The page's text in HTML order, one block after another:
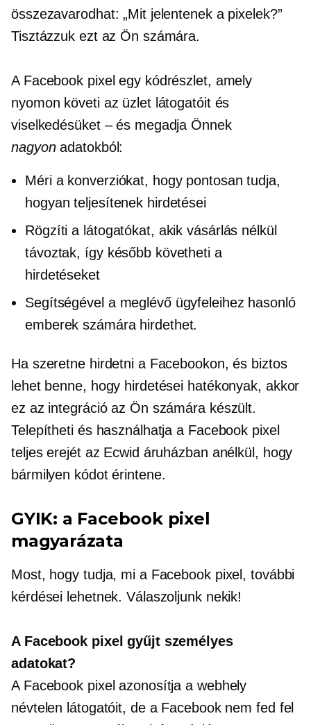
összezavarodhat: „Mit jelentenek a pixelek?”
Tisztázzuk ezt az Ön számára.
A Facebook pixel egy kódrészlet, amely
nyomon követi az üzlet látogatóit és
viselkedésüket – és megadja Önnek
nagyonadatokból:
Méri a konverziókat, hogy pontosan tudja,
hogyan teljesítenek hirdetései
Rögzíti a látogatókat, akik vásárlás nélkül
távoztak, így később követheti a
hirdetéseket
Segítségével a meglévő ügyfeleihez hasonló
emberek számára hirdethet.
Ha szeretne hirdetni a Facebookon, és biztos
lehet benne, hogy hirdetései hatékonyak, akkor
ez az integráció az Ön számára készült.
Telepítheti és használhatja a Facebook pixel
teljes erejét az Ecwid áruházban anélkül, hogy
bármilyen kódot érintene.
GYIK: a Facebook pixel
magyarázata
Most, hogy tudja, mi a Facebook pixel, további
kérdései lehetnek. Válaszoljunk nekik!
A Facebook pixel gyűjt személyes
adatokat?
A Facebook pixel azonosítja a webhely
névtelen látogatóit, de a Facebook nem fed fel